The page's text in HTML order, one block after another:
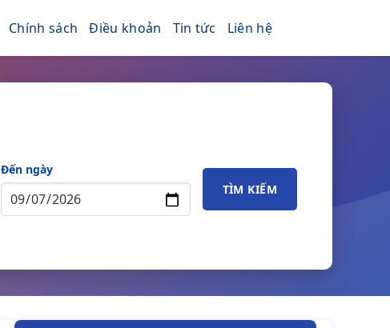
Chính sách Điều khoản Tin tức Liên hệ
Đến ngày
TÌM KIẾM